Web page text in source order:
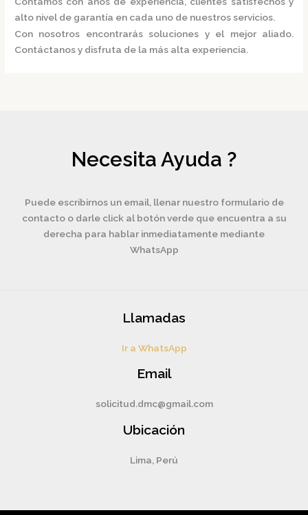
alto nivel de garantía en cada uno de nuestros servicios.
Con nosotros encontrarás soluciones y el mejor aliado.
Contáctanos y disfruta de la más alta experiencia.
Necesita Ayuda ?
Puede escribirnos un email, llenar nuestro formulario de
contacto o darle click al botón verde que encuentra a su
derecha para hablar inmediatamente mediante
WhatsApp
Llamadas
Ir a WhatsApp
Email
solicitud.dmc@gmail.com
Ubicación
Lima, Perú